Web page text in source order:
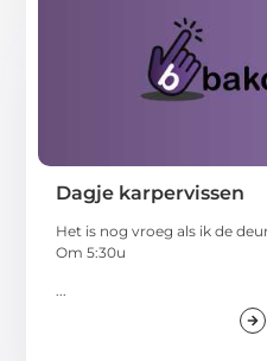
Dagje karpervissen
Het is nog vroeg als ik de
Om 5:30u